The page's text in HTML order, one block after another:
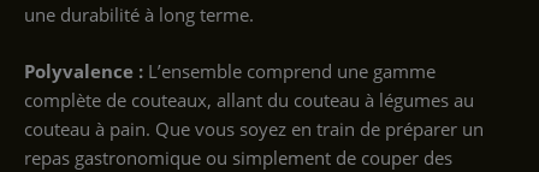
une durabilité à long terme.
Polyvalence : L’ensemble comprend une gamme
complète de couteaux, allant du couteau à légumes au
couteau à pain. Que vous soyez en train de préparer un
repas gastronomique ou simplement de couper des